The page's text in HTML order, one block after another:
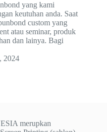
yang kami
keutuhan anda. Saat
custom yang
atau seminar, produk
dan lainya. Bagi
2024
merupkan